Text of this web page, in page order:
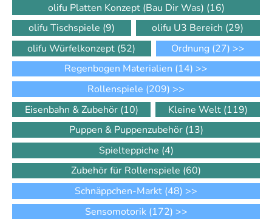
olifu Platten Konzept (Bau Dir Was) (16)
olifu Tischspiele (9) olifu U3 Bereich (29)
olifu Würfelkonzept (52) Ordnung (27) >>
Regenbogen Materialien (14) >>
Rollenspiele (209) >>
Eisenbahn & Zubehör (10) Kleine Welt (119)
Puppen & Puppenzubehör (13)
Spielteppiche (4)
Zubehör für Rollenspiele (60)
Schnäppchen-Markt (48) >>
Sensomotorik (172) >>